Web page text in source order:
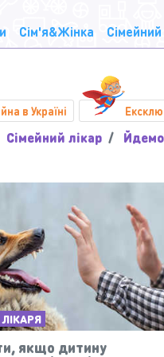
Сім'я&Жінка Сімейний
в Україні
Сімейний лікар
якщо дитину